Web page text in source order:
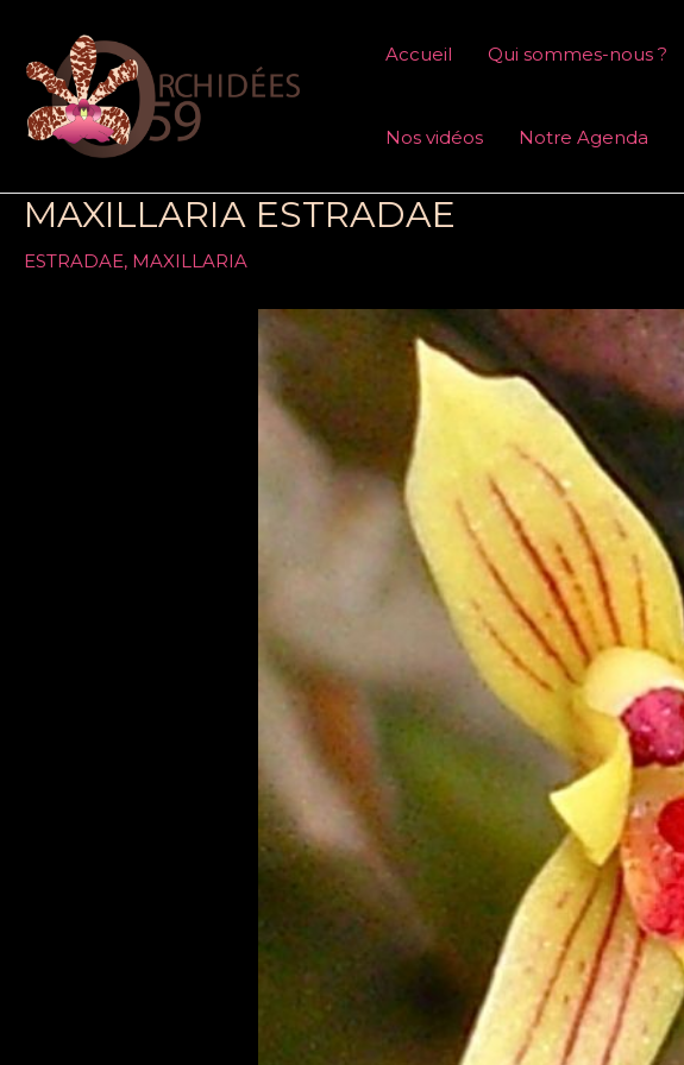
contenu
Accueil Qui sommes-nous ?
Nos vidéos Notre Agenda
MAXILLARIA ESTRADAE
ESTRADAE, MAXILLARIA